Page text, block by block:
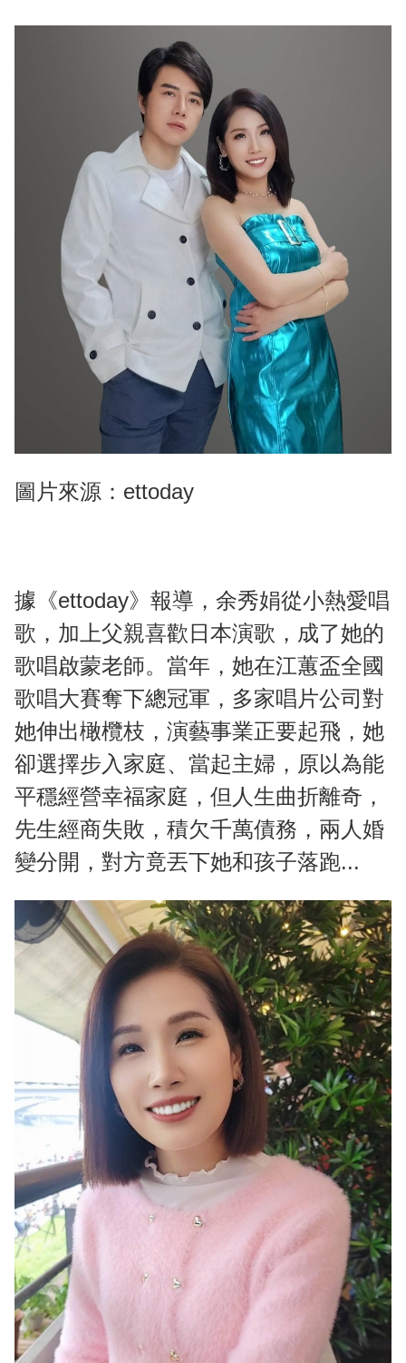
圖片來源：ettoday
據《ettoday》報導，余秀娟從小熱愛唱
歌，加上父親喜歡日本演歌，成了她的
歌唱啟蒙老師。當年，她在江蕙盃全國
歌唱大賽奪下總冠軍，多家唱片公司對
她伸出橄欖枝，演藝事業正要起飛，她
卻選擇步入家庭、當起主婦，原以為能
平穩經營幸福家庭，但人生曲折離奇，
先生經商失敗，積欠千萬債務，兩人婚
變分開，對方竟丟下她和孩子落跑...